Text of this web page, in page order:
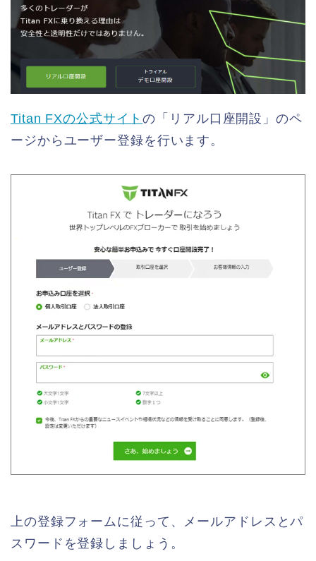
Titan FXの公式サイトの「リアル口座開設」のペ
ージからユーザー登録を行います。
上の登録フォームに従って、メールアドレスとパ
スワードを登録しましょう。